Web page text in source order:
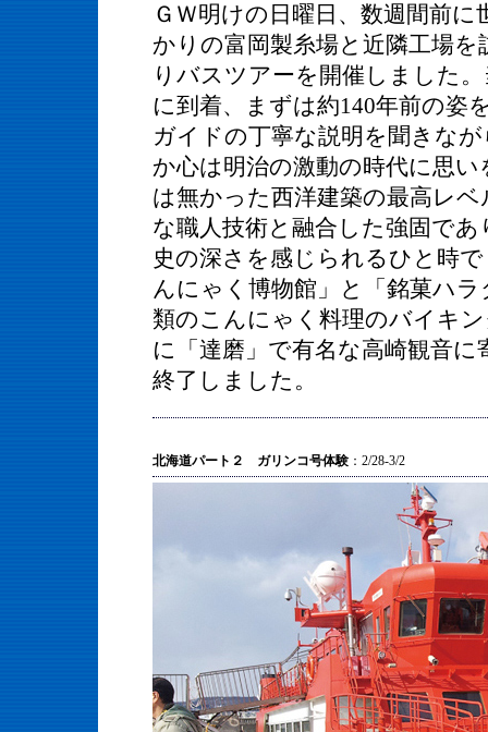
ＧＷ明けの日曜日、数週間前
かりの富岡製糸場と近隣工場
りバスツアーを開催しました。
に到着、まずは約140年前の姿
ガイドの丁寧な説明を聞きな
か心は明治の激動の時代に思
は無かった西洋建築の最高レ
な職人技術と融合した強固で
史の深さを感じられるひと時
んにゃく博物館」と「銘菓ハ
類のこんにゃく料理のバイキ
に「達磨」で有名な高崎観音
終了しました。
北海道パート２ ガリンコ号体験 ：2/28-3/2